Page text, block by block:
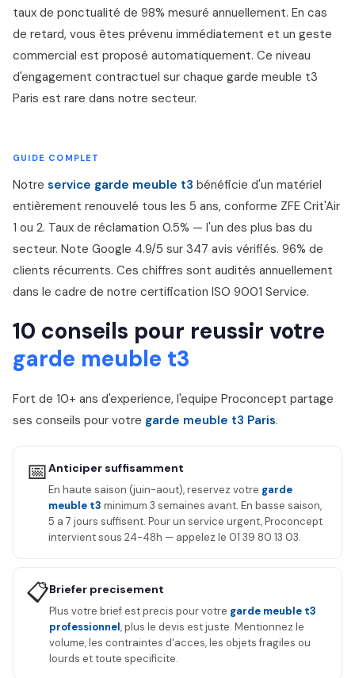
taux de ponctualité de 98% mesuré annuellement. En cas
de retard, vous êtes prévenu immédiatement et un geste
commercial est proposé automatiquement. Ce niveau
d'engagement contractuel sur chaque garde meuble t3
Paris est rare dans notre secteur.
GUIDE COMPLET
Notre service garde meuble t3 bénéficie d'un matériel
entièrement renouvelé tous les 5 ans, conforme ZFE Crit'Air
1 ou 2. Taux de réclamation 0.5% — l'un des plus bas du
secteur. Note Google 4.9/5 sur 347 avis vérifiés. 96% de
clients récurrents. Ces chiffres sont audités annuellement
dans le cadre de notre certification ISO 9001 Service.
10 conseils pour reussir votre
garde meuble t3
Fort de 10+ ans d'experience, l'equipe Proconcept partage
ses conseils pour votre garde meuble t3 Paris.
📅Anticiper suffisamment
En haute saison (juin-aout), reservez votre garde
meuble t3 minimum 3 semaines avant. En basse saison,
5 a 7 jours suffisent. Pour un service urgent, Proconcept
intervient sous 24-48h — appelez le 01 39 80 13 03.
📋Briefer precisement
Plus votre brief est precis pour votre garde meuble t3
professionnel, plus le devis est juste. Mentionnez le
volume, les contraintes d'acces, les objets fragiles ou
lourds et toute specificite.